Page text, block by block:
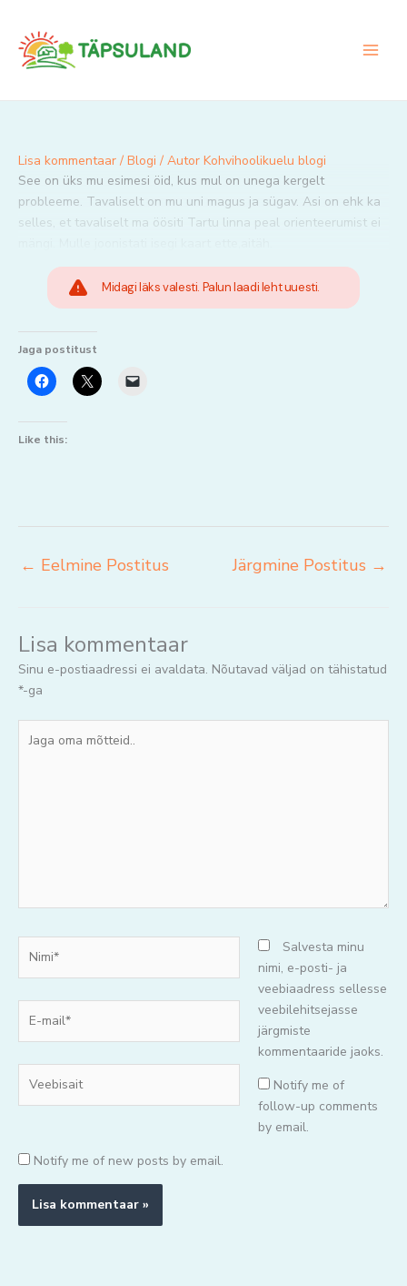
content
Lisa kommentaar / Blogi / Autor Kohvihoolikuelu blogi
See on üks mu esimesi öid, kus mul on unega kergelt
probleeme. Tavaliselt on mu uni magus ja sügav. Asi on ehk ka
selles, et tavaliselt ma öösiti Tartu linna peal orienteerumist ei
Midagi läks valesti. Palun laadi leht uuesti.
Jaga postitust
Like this:
← Eelmine Postitus Järgmine Postitus →
Lisa kommentaar
Sinu e-postiaadressi ei avaldata. Nõutavad väljad on tähistatud
*-ga
oma
mail*
Salvesta minu
nimi, e-posti- ja
veebiaadress sellesse
veebilehitsejasse
järgmiste
kommentaaride jaoks.
Notify me of
follow-up comments
by email.
Notify me of new posts by email.